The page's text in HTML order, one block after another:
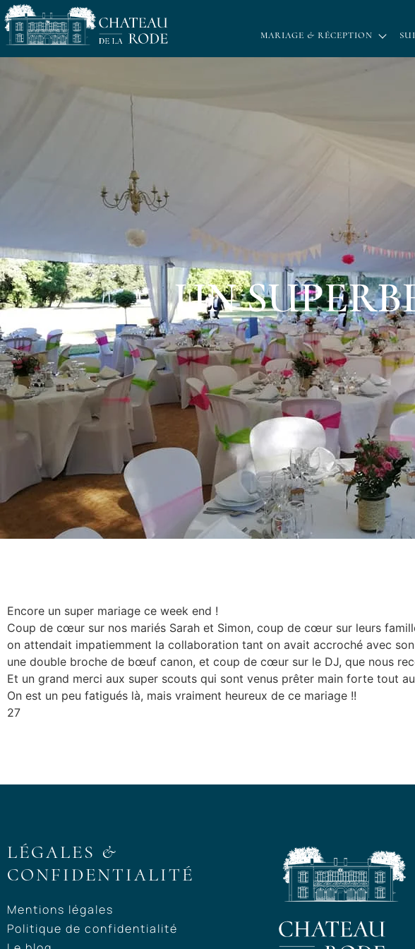
MARIAGE & RÉCEPTION
UN
​Encore un super mariage ce week end !
​Coup de cœur sur nos mariés Sarah et Simon, coup de cœur sur leurs
on attendait impatiemment la collaboration tant on avait accroché avec
une double broche de bœuf canon, et coup de cœur sur le DJ, que nous
Et un grand merci aux super scouts qui sont venus prêter main forte tout
On est un peu fatigués là, mais vraiment heureux de ce mariage !!
27
LÉGALES &
CONFIDENTIALITÉ
Mentions légales
Politique de confidentialité